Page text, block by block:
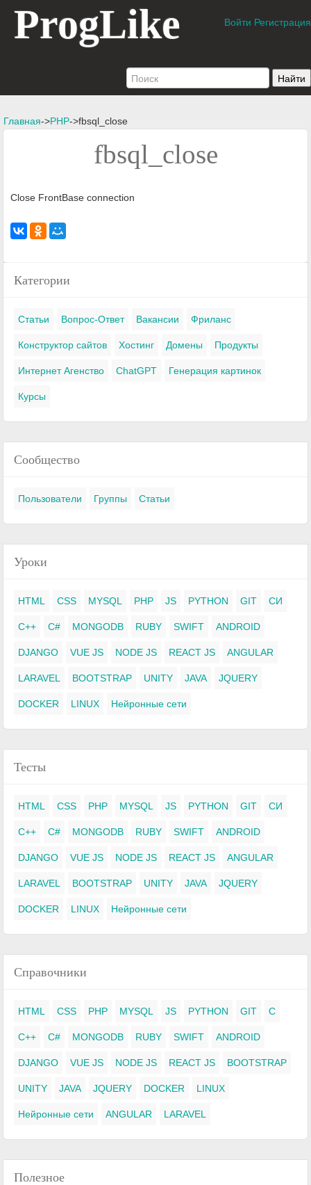
ProgLike Войти Регистрация
Главная->PHP->fbsql_close
fbsql_close
Close FrontBase connection
Категории
Статьи Вопрос-Ответ Вакансии Фриланс
Конструктор сайтов Хостинг Домены Продукты
Интернет Агенство ChatGPT Генерация картинок
Курсы
Сообщество
Пользователи Группы Статьи
Уроки
HTML CSS MYSQL PHP JS PYTHON GIT СИ
C++ C# MONGODB RUBY SWIFT ANDROID
DJANGO VUE JS NODE JS REACT JS ANGULAR
LARAVEL BOOTSTRAP UNITY JAVA JQUERY
DOCKER LINUX Нейронные сети
Тесты
HTML CSS PHP MYSQL JS PYTHON GIT СИ
C++ C# MONGODB RUBY SWIFT ANDROID
DJANGO VUE JS NODE JS REACT JS ANGULAR
LARAVEL BOOTSTRAP UNITY JAVA JQUERY
DOCKER LINUX Нейронные сети
Справочники
HTML CSS PHP MYSQL JS PYTHON GIT C
C++ C# MONGODB RUBY SWIFT ANDROID
DJANGO VUE JS NODE JS REACT JS BOOTSTRAP
UNITY JAVA JQUERY DOCKER LINUX
Нейронные сети ANGULAR LARAVEL
Полезное